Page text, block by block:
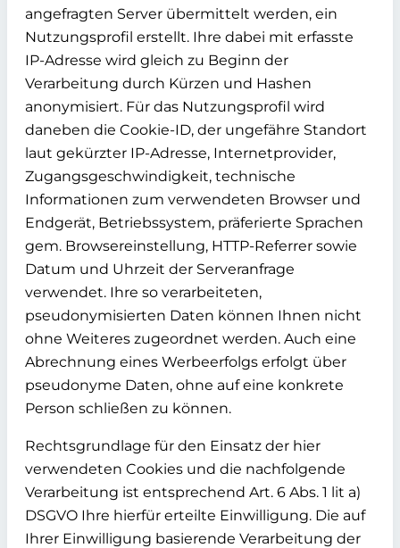
angefragten Server übermittelt werden, ein
Nutzungsprofil erstellt. Ihre dabei mit erfasste
IP-Adresse wird gleich zu Beginn der
Verarbeitung durch Kürzen und Hashen
anonymisiert. Für das Nutzungsprofil wird
daneben die Cookie-ID, der ungefähre Standort
laut gekürzter IP-Adresse, Internetprovider,
Zugangsgeschwindigkeit, technische
Informationen zum verwendeten Browser und
Endgerät, Betriebssystem, präferierte Sprachen
gem. Browsereinstellung, HTTP-Referrer sowie
Datum und Uhrzeit der Serveranfrage
verwendet. Ihre so verarbeiteten,
pseudonymisierten Daten können Ihnen nicht
ohne Weiteres zugeordnet werden. Auch eine
Abrechnung eines Werbeerfolgs erfolgt über
pseudonyme Daten, ohne auf eine konkrete
Person schließen zu können.
Rechtsgrundlage für den Einsatz der hier
verwendeten Cookies und die nachfolgende
Verarbeitung ist entsprechend Art. 6 Abs. 1 lit a)
DSGVO Ihre hierfür erteilte Einwilligung. Die auf
Ihrer Einwilligung basierende Verarbeitung der